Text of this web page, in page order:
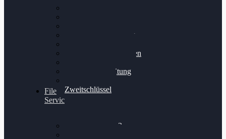
Getriebeoptimierung
Bremsscheiben planen
Felgenaufbereitung
Zweitschlüssel
File
Service
Alientech Kess3